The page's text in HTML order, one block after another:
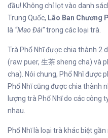
đầu! Không chỉ lọt vào danh
Trung Quốc, Lão Ban Chương
là “Mao Đài”trong các loại trà.
Trà Phổ Nhĩ được chia thành 2
(raw puer, 生茶 sheng cha) và
cha). Nói chung, Phổ Nhĩ được
Phổ Nhĩ cũng được chia thành
lượng trà Phổ Nhĩ do các công
nhau.
Phổ Nhĩ là loại trà khác biệt